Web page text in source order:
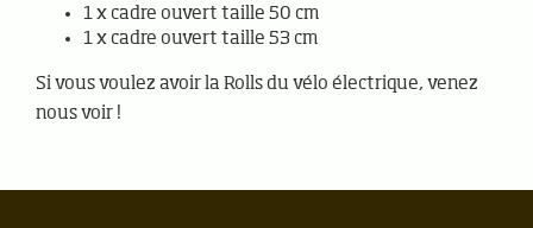
1 x cadre ouvert taille 50 cm
1 x cadre ouvert taille 53 cm
Si vous voulez avoir la Rolls du vélo électrique, venez
nous voir !